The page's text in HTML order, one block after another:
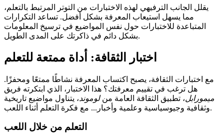
يقلل الجانب الترفيهي لهذه الاختبارات من التوتر المرتبط بالتعلم،
مما يسهل استيعاب المعرفة بشكل أفضل. تساعد التكرارات
المتباعدة للاختبارات حول نفس المواضيع في ترسيخ المعلومات
بشكل دائم في ذاكرتك على المدى الطويل.
اختبار الثقافة: أداة ممتعة للتعلم
مع اختبارات الثقافة، يصبح اكتساب المعرفة نشاطًا ممتعًا ومحفزًا.
هل ترغب في تقييم معرفتك؟ هذا الاختبار، الذي ابتكرته فريق
ميمورابل، تطبيق الثقافة العامة منلوموند، يتناول مواضيع تاريخية
وثقافية وجيوسياسية وعلمية وأخبار... مع فكرة التعلم أثناء اللعب.
التعلم من خلال اللعب